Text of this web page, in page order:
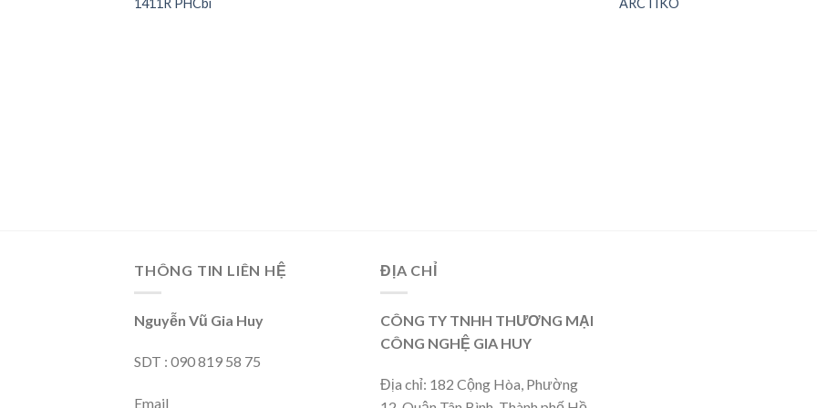
1411R PHCbi
ARCTIKO
THÔNG TIN LIÊN HỆ
Nguyễn Vũ Gia Huy
SDT : 090 819 58 75
Email
ĐỊA CHỈ
CÔNG TY TNHH THƯƠNG MẠI
CÔNG NGHỆ GIA HUY
Địa chỉ: 182 Cộng Hòa, Phường